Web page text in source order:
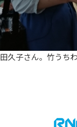
久子さん。竹うち